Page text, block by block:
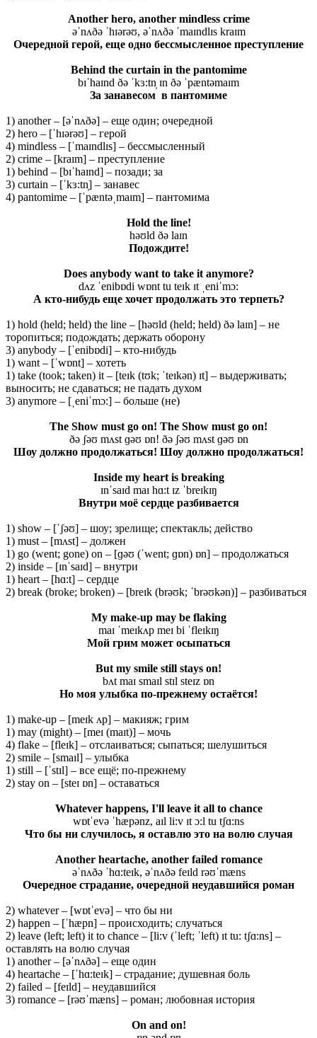
Another hero, another mindless crime
əˈnʌðə ˈhɪərəʊ, əˈnʌðə ˈmaɪndlɪs kraɪm
Очередной герой, еще одно бессмысленное преступление
Behind the curtain in the pantomime
bɪˈhaɪnd ðə ˈkɜ:tn̩ ɪn ðə ˈpæntəmaɪm
За занавесом в пантомиме
1) another – [əˈnʌðə] – еще один; очередной
2) hero – [ˈhɪərəʊ] – герой
4) mindless – [ˈmaɪndlɪs] – бессмысленный
2) crime – [kraɪm] – преступление
1) behind – [bɪˈhaɪnd] – позади; за
3) curtain – [ˈkɜ:tn̩] – занавес
4) pantomime – [ˈpæntəˌmaɪm] – пантомима
Hold the line!
həʊld ðə laɪn
Подождите!
Does anybody want to take it anymore?
dʌz ˈenibɒdi wɒnt tu teɪk ɪt ˌeniˈmɔ:
А кто-нибудь еще хочет продолжать это терпеть?
1) hold (held; held) the line – [həʊld (held; held) ðə laɪn] – не
торопиться; подождать; держать оборону
3) anybody – [ˈenibɒdi] – кто-нибудь
1) want – [ˈwɒnt] – хотеть
1) take (took; taken) it – [teɪk (tʊk; ˈteɪkən) ɪt] – выдерживать;
выносить; не сдаваться; не падать духом
3) anymore – [ˌeniˈmɔ:] – больше (не)
The Show must go on! The Show must go on!
ðə ʃəʊ mʌst ɡəʊ ɒn! ðə ʃəʊ mʌst ɡəʊ ɒn
Шоу должно продолжаться! Шоу должно продолжаться!
Inside my heart is breaking
ɪnˈsaɪd maɪ hɑ:t ɪz ˈbreɪkɪŋ
Внутри моё сердце разбивается
1) show – [ˈʃəʊ] – шоу; зрелище; спектакль; действо
1) must – [mʌst] – должен
1) go (went; gone) on – [ɡəʊ (ˈwent; ɡɒn) ɒn] – продолжаться
2) inside – [ɪnˈsaɪd] – внутри
1) heart – [hɑ:t] – сердце
2) break (broke; broken) – [breɪk (brəʊk; ˈbrəʊkən)] – разбиваться
My make-up may be flaking
maɪ ˈmeɪkʌp meɪ bi ˈfleɪkɪŋ
Мойгримможетосыпаться
But my smile still stays on!
bʌt maɪ smaɪl stɪl steɪz ɒn
Но моя улыбка по-прежнему остаётся!
1) make-up – [meɪk ʌp] – макияж; грим
1) may (might) – [meɪ (maɪt)] – мочь
4) flake – [fleɪk] – отслаиваться; сыпаться; шелушиться
2) smile – [smaɪl] – улыбка
1) still – [ˈstɪl] – все ещё; по-прежнему
2) stay on – [steɪ ɒn] – оставаться
Whatever happens, I'll leave it all to chance
wɒtˈevə ˈhæpənz, aɪl li:v ɪt ɔ:l tu tʃɑ:ns
Что бы ни случилось, я оставлю это на волю случая
Another heartache, another failed romance
əˈnʌðə ˈhɑ:teɪk, əˈnʌðə feɪld rəʊˈmæns
Очередное страдание, очередной неудавшийся роман
2) whatever – [wɒtˈevə] – что бы ни
2) happen – [ˈhæpn] – происходить; случаться
2) leave (left; left) it to chance – [li:v (ˈleft; ˈleft) ɪt tu: tʃɑ:ns] –
оставлять на волю случая
1) another – [əˈnʌðə] – еще один
4) heartache – [ˈhɑ:teɪk] – страдание; душевная боль
2) failed – [feɪld] – неудавшийся
3) romance – [rəʊˈmæns] – роман; любовная история
On and on!